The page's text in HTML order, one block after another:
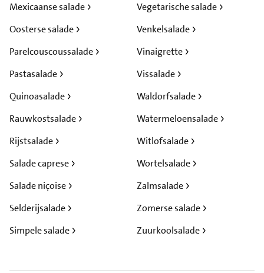
Mexicaanse salade
Oosterse salade
Parelcouscoussalade
Pastasalade
Quinoasalade
Rauwkostsalade
Rijstsalade
Salade caprese
Salade niçoise
Selderijsalade
Simpele salade
Vegetarische salade
Venkelsalade
Vinaigrette
Vissalade
Waldorfsalade
Watermeloensalade
Witlofsalade
Wortelsalade
Zalmsalade
Zomerse salade
Zuurkoolsalade